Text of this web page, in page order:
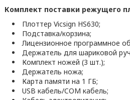
Комплект поставки режущего
Плоттер Vicsign HS630;
Подставка/корзина;
Лицензионное программное
Держатель для шариковой
Комплект ножей (3 шт.);
Держатель ножа;
Карта памяти на 1 ГБ;
USB кабель/COM кабель;